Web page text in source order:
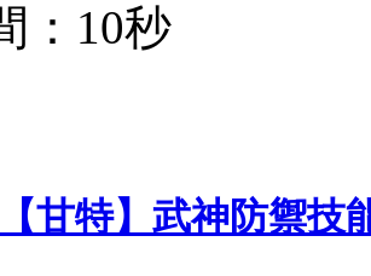
：10秒
甘特】武神防禦技